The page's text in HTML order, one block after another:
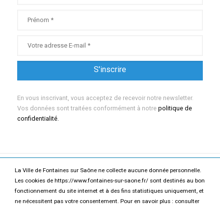
La Ville de Fontaines sur Saône ne collecte aucune donnée personnelle.
Les cookies de https://www.fontaines-sur-saone.fr/ sont destinés au bon
fonctionnement du site internet et à des fins statistiques uniquement, et
ne nécessitent pas votre consentement. Pour en savoir plus : consulter
En vous inscrivant, vous acceptez de recevoir notre newsletter.
Vos données sont traitées conformément à notre politique de
confidentialité.
Mentions légales Politique de confidentialité
Accessibilité Contact